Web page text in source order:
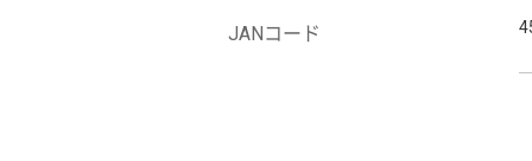
JANコード